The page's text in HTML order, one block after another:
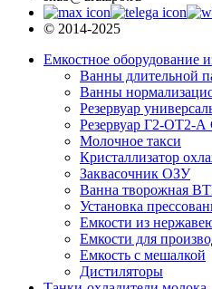
© 2014-2025
Емкостное оборудование
Ванны длительной
Ванны
Резервуар
Резервуар Г2-ОТ2-А
Молочное такси
Кристаллизатор
Заквасочник ОЗУ
Ванна творожная
Установка
Емкости из
Емкости для
Емкость с мешалкой
Дистиляторы